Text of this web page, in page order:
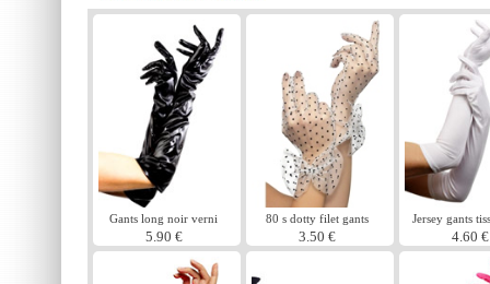
Gants long noir verni
5.90 €
80 s dotty filet gants
3.50 €
Jersey gants
4.60 €